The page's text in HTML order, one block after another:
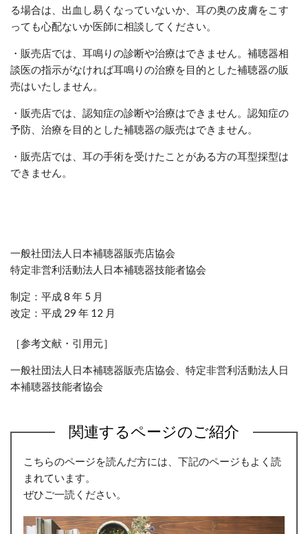
る場合は、出血し易くなっていないか、耳の奥の皮膚をこす
っても心配ないか医師に相談してください。
・販売店では、耳鳴りの診断や治療はできません。補聴器相
談医の指示がなければ耳鳴りの治療を目的とした補聴器の販
売はいたしません。
・販売店では、認知症の診断や治療はできません。認知症の
予防、治療を目的とした補聴器の販売はできません。
・販売店では、耳の手術を受けたことがある方の耳型採型は
できません。
一般社団法人日本補聴器販売店協会
特定非営利活動法人日本補聴器技能者協会
制定：平成 8 年 5 月
改定：平成 29 年 12 月
［参考文献・引用元］
一般社団法人日本補聴器販売店協会、 特定非営利活動法人日
本補聴器技能者協会
関連するページのご紹介
こちらのページを読んだ方には、下記のページもよく読
まれています。
ぜひご一読ください。